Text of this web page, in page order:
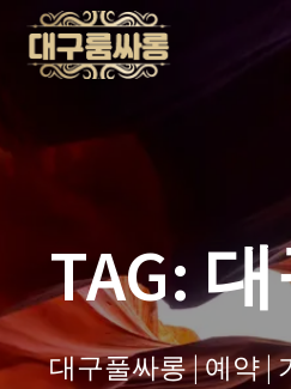
TAG:
대구풀싸롱 | 예약 |